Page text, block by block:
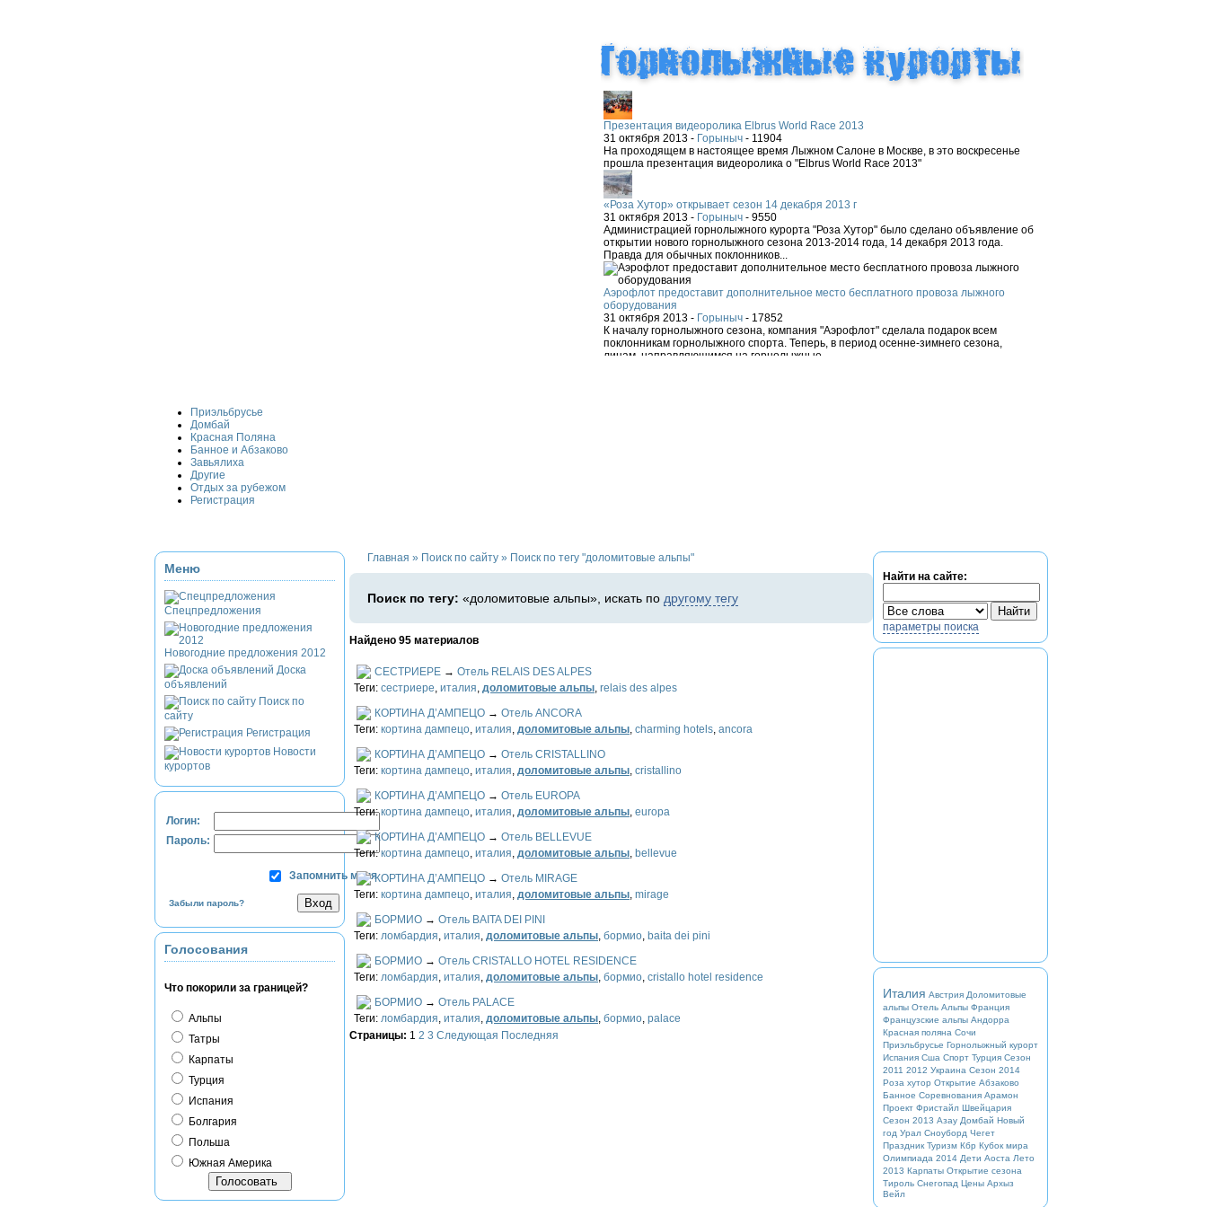
Презентация видеоролика Elbrus World Race 2013
31 октября 2013 - Горыныч - 11904
На проходящем в настоящее время Лыжном Салоне в Москве, в это воскресенье
прошла презентация видеоролика о "Elbrus World Race 2013"
«Роза Хутор» открывает сезон 14 декабря 2013 г
31 октября 2013 - Горыныч - 9550
Администрацией горнолыжного курорта "Роза Хутор" было сделано объявление об
открытии нового горнолыжного сезона 2013-2014 года, 14 декабря 2013 года.
Правда для обычных поклонников...
Аэрофлот предоставит дополнительное место бесплатного провоза лыжного
оборудования
31 октября 2013 - Горыныч - 17852
К началу горнолыжного сезона, компания "Аэрофлот" сделала подарок всем
поклонникам горнолыжного спорта. Теперь, в период осенне-зимнего сезона,
лицам, направляющимся на горнолыжные...
Приэльбрусье
Домбай
Красная Поляна
Банное и Абзаково
Завьялиха
Другие
Отдых за рубежом
Регистрация
Меню
Спецпредложения
Новогодние предложения 2012
Доска
объявлений
Поиск по
сайту
Регистрация
Новости
курортов
Логин:
Пароль:
Запомнить меня
Забыли пароль?
Голосования
Что покорили за границей?
Альпы
Татры
Карпаты
Турция
Испания
Болгария
Польша
Южная Америка
Главная » Поиск по сайту » Поиск по тегу "доломитовые альпы"
Поиск по тегу: «доломитовые альпы», искать по другому тегу
Найдено 95 материалов
СЕСТРИЕРЕ → Отель RELAIS DES ALPES
Теги: сестриере, италия, доломитовые альпы, relais des alpes
КОРТИНА Д’АМПЕЦО → Отель ANCORA
Теги: кортина дампецо, италия, доломитовые альпы, charming hotels, ancora
КОРТИНА Д’АМПЕЦО → Отель CRISTALLINO
Теги: кортина дампецо, италия, доломитовые альпы, cristallino
КОРТИНА Д’АМПЕЦО → Отель EUROPA
Теги:кортина дампецо, италия, доломитовые альпы, europa
КОРТИНА Д’АМПЕЦО → Отель BELLEVUE
Теги:кортина дампецо, италия, доломитовые альпы, bellevue
КОРТИНА Д’АМПЕЦО → Отель MIRAGE
Теги: кортина дампецо, италия, доломитовые альпы, mirage
БОРМИО → Отель BAITA DEI PINI
Теги: ломбардия, италия, доломитовые альпы, бормио, baita dei pini
БОРМИО → Отель CRISTALLO HOTEL RESIDENCE
Теги: ломбардия, италия, доломитовые альпы, бормио, cristallo hotel residence
БОРМИО → Отель PALACE
Теги: ломбардия, италия, доломитовые альпы, бормио, palace
Страницы: 1 2 3 Следующая Последняя
Найти на сайте:
параметры поиска
Италия Австрия Доломитовые
альпы Отель Альпы Франция
Французские альпы Андорра
Красная поляна Сочи
Приэльбрусье Горнолыжный курорт
Испания Сша Спорт Турция Сезон
2011 2012 Украина Сезон 2014
Роза хутор Открытие Абзаково
Банное Соревнования Арамон
Проект Фристайл Швейцария
Сезон 2013 Азау Домбай Новый
год Урал Сноуборд Чегет
Праздник Туризм Кбр Кубок мира
Олимпиада 2014 Дети Аоста Лето
2013 Карпаты Открытие сезона
Тироль Снегопад Цены Архыз
Вейл